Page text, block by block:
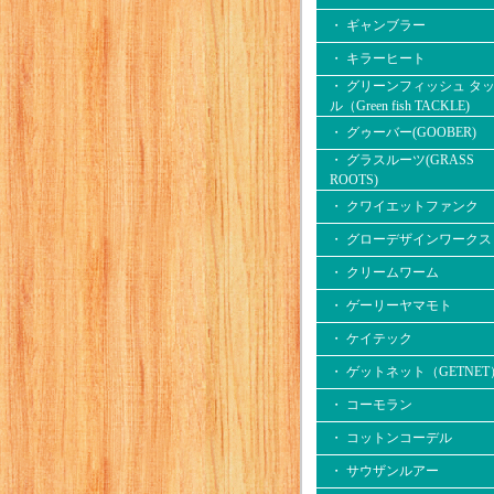
・ ギャンブラー
・ キラーヒート
・ グリーンフィッシュ タ
ル（Green fish TACKLE)
・ グゥーバー(GOOBER)
・ グラスルーツ(GRASS
ROOTS)
・ クワイエットファンク
・ グローデザインワークス
・ クリームワーム
・ ゲーリーヤマモト
・ ケイテック
・ ゲットネット（GETNET
・ コーモラン
・ コットンコーデル
・ サウザンルアー